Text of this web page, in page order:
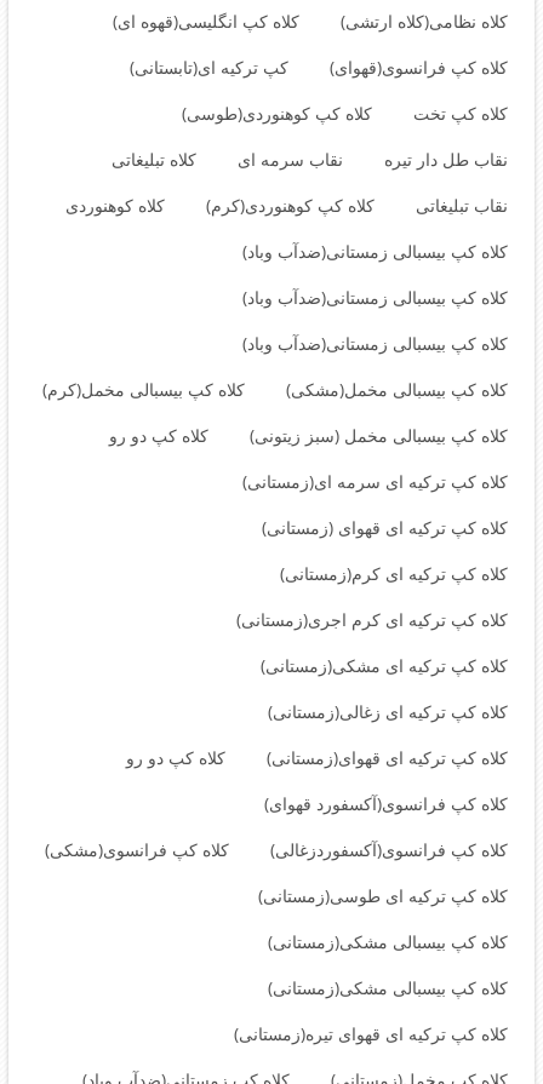
کلاه نظامی(کلاه ارتشی)
کلاه کپ انگلیسی(قهوه ای)
کلاه کپ فرانسوی(قهوای)
کپ ترکیه ای(تابستانی)
کلاه کپ تخت
کلاه کپ کوهنوردی(طوسی)
نقاب طل دار تیره
نقاب سرمه ای
کلاه تبلیغاتی
نقاب تبلیغاتی
کلاه کپ کوهنوردی(کرم)
کلاه کوهنوردی
کلاه کپ بیسبالی زمستانی(ضدآب وباد)
کلاه کپ بیسبالی زمستانی(ضدآب وباد)
کلاه کپ بیسبالی زمستانی(ضدآب وباد)
کلاه کپ بیسبالی مخمل(مشکی)
کلاه کپ بیسبالی مخمل(کرم)
کلاه کپ بیسبالی مخمل (سبز زیتونی)
کلاه کپ دو رو
کلاه کپ ترکیه ای سرمه ای(زمستانی)
کلاه کپ ترکیه ای قهوای (زمستانی)
کلاه کپ ترکیه ای کرم(زمستانی)
کلاه کپ ترکیه ای کرم اجری(زمستانی)
کلاه کپ ترکیه ای مشکی(زمستانی)
کلاه کپ ترکیه ای زغالی(زمستانی)
کلاه کپ ترکیه ای قهوای(زمستانی)
کلاه کپ دو رو
کلاه کپ فرانسوی(آکسفورد قهوای)
کلاه کپ فرانسوی(آکسفوردزغالی)
کلاه کپ فرانسوی(مشکی)
کلاه کپ ترکیه ای طوسی(زمستانی)
کلاه کپ بیسبالی مشکی(زمستانی)
کلاه کپ بیسبالی مشکی(زمستانی)
کلاه کپ ترکیه ای قهوای تیره(زمستانی)